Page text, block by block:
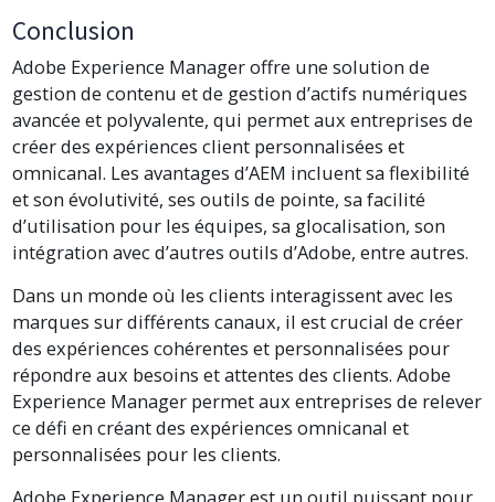
Conclusion
Adobe Experience Manager offre une solution de
gestion de contenu et de gestion d’actifs numériques
avancée et polyvalente, qui permet aux entreprises de
créer des expériences client personnalisées et
omnicanal. Les avantages d’AEM incluent sa flexibilité
et son évolutivité, ses outils de pointe, sa facilité
d’utilisation pour les équipes, sa glocalisation, son
intégration avec d’autres outils d’Adobe, entre autres.
Dans un monde où les clients interagissent avec les
marques sur différents canaux, il est crucial de créer
des expériences cohérentes et personnalisées pour
répondre aux besoins et attentes des clients. Adobe
Experience Manager permet aux entreprises de relever
ce défi en créant des expériences omnicanal et
personnalisées pour les clients.
Adobe Experience Manager est un outil puissant pour